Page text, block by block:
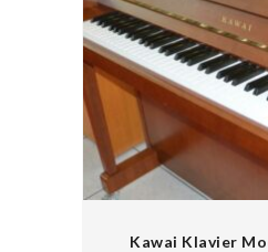
Kawai Klavier